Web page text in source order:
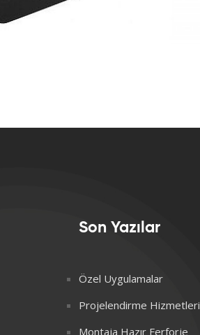
Son Yazılar
Özel Uygulamalar
Projelendirme Hizmetleri
Montaja Hazır Ferforje